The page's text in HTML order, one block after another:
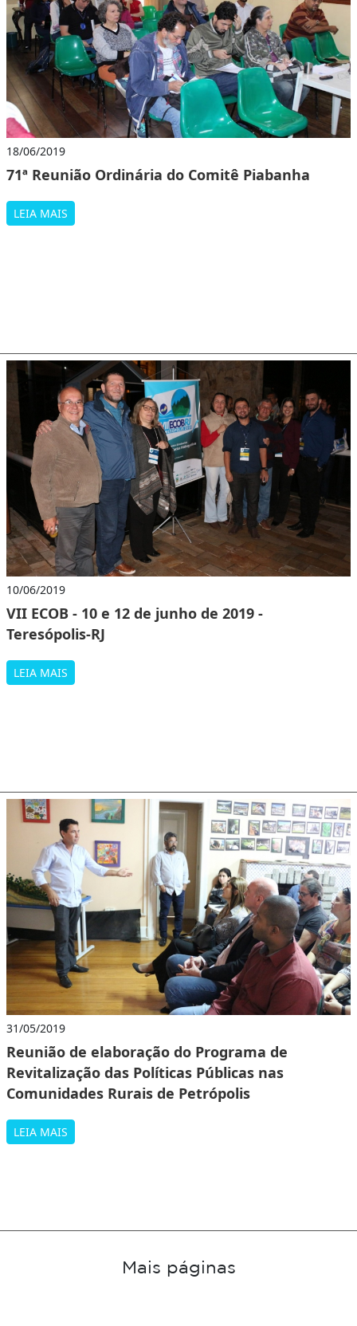
18/06/2019
71ª Reunião Ordinária do Comitê Piabanha
LEIA MAIS
10/06/2019
VII ECOB - 10 e 12 de junho de 2019 -
Teresópolis-RJ
LEIA MAIS
31/05/2019
Reunião de elaboração do Programa de
Revitalização das Políticas Públicas nas
Comunidades Rurais de Petrópolis
LEIA MAIS
Mais páginas